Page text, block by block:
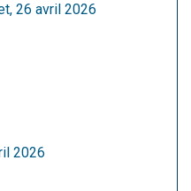
26 avril 2026
2026